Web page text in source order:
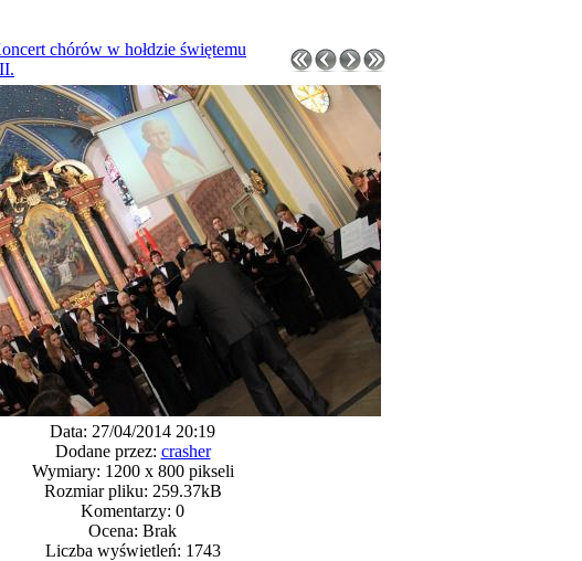
chórów w hołdzie świętemu
Data: 27/04/2014 20:19
Dodane przez: crasher
Wymiary: 1200 x 800 pikseli
Rozmiar pliku: 259.37kB
Komentarzy: 0
Ocena: Brak
Liczba wyświetleń: 1743